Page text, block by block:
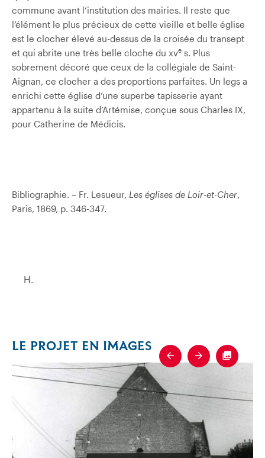
commune avant l’institution des mairies. Il reste que
l’élément le plus précieux de cette vieille et belle église
est le clocher élevé au-dessus de la croisée du transept
et qui abrite une très belle cloche du xve s. Plus
sobrement décoré que ceux de la collégiale de Saint-
Aignan, ce clocher a des proportions parfaites. Un legs a
enrichi cette église d’une superbe tapisserie ayant
appartenu à la suite d’Artémise, conçue sous Charles IX,
pour Catherine de Médicis.
Bibliographie. – Fr. Lesueur, Les églises de Loir-et-Cher,
Paris, 1869, p. 346-347.
H.
LE PROJET EN IMAGES
Previous
Next